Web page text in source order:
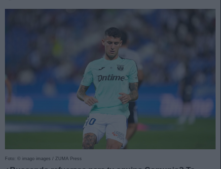
Foto: © imago images / ZUMA Press